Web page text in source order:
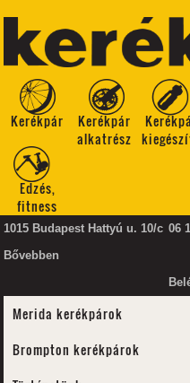
Kerékpár
Kerékpár
alkatrész
Edzés,
fitness
1015 Budapest Hattyú u. 10/c 06
Bővebben
Merida kerékpárok
Brompton kerékpárok